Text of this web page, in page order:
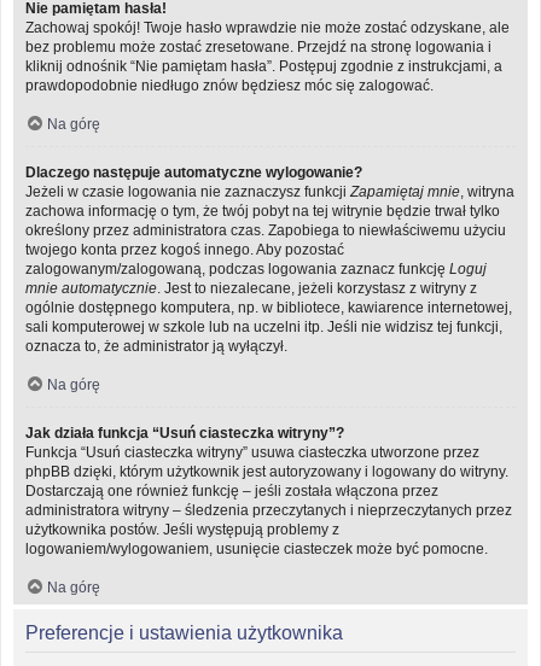
Nie pamiętam hasła!
Zachowaj spokój! Twoje hasło wprawdzie nie może zostać odzyskane, ale
bez problemu może zostać zresetowane. Przejdź na stronę logowania i
kliknij odnośnik “Nie pamiętam hasła”. Postępuj zgodnie z instrukcjami, a
prawdopodobnie niedługo znów będziesz móc się zalogować.
Na górę
Dlaczego następuje automatyczne wylogowanie?
Jeżeli w czasie logowania nie zaznaczysz funkcji Zapamiętaj mnie , witryna
zachowa informację o tym, że twój pobyt na tej witrynie będzie trwał tylko
określony przez administratora czas. Zapobiega to niewłaściwemu użyciu
twojego konta przez kogoś innego. Aby pozostać
zalogowanym/zalogowaną, podczas logowania zaznacz funkcję Loguj
mnie automatycznie . Jest to niezalecane, jeżeli korzystasz z witryny z
ogólnie dostępnego komputera, np. w bibliotece, kawiarence internetowej,
sali komputerowej w szkole lub na uczelni itp. Jeśli nie widzisz tej funkcji,
oznacza to, że administrator ją wyłączył.
Na górę
Jak działa funkcja “Usuń ciasteczka witryny”?
Funkcja “Usuń ciasteczka witryny” usuwa ciasteczka utworzone przez
phpBB dzięki, którym użytkownik jest autoryzowany i logowany do witryny.
Dostarczają one również funkcję – jeśli została włączona przez
administratora witryny – śledzenia przeczytanych i nieprzeczytanych przez
użytkownika postów. Jeśli występują problemy z
logowaniem/wylogowaniem, usunięcie ciasteczek może być pomocne.
Na górę
Preferencje i ustawienia użytkownika